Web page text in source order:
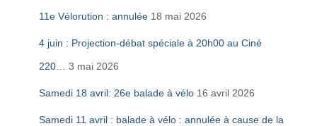
11e Vélorution : annulée 18 mai 2026
4 juin : Projection-débat spéciale à 20h00 au Ciné
220… 3 mai 2026
Samedi 18 avril: 26e balade à vélo 16 avril 2026
Samedi 11 avril : balade à vélo : annulée à cause de la